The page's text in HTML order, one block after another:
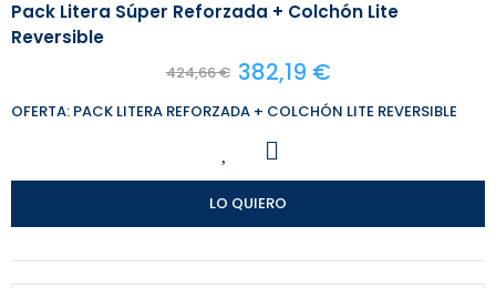
Pack Litera Súper Reforzada + Colchón Lite
Reversible
424,66 € 382,19 €
OFERTA: PACK LITERA REFORZADA + COLCHÓN LITE REVERSIBLE
LO QUIERO